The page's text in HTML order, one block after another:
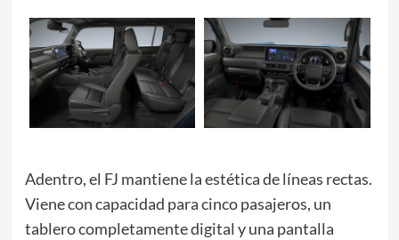
Adentro, el FJ mantiene la estética de líneas rectas.
Viene con capacidad para cinco pasajeros, un
tablero completamente digital y una pantalla